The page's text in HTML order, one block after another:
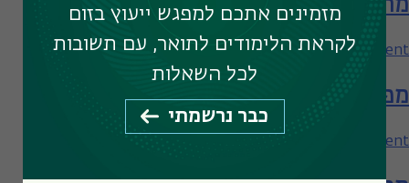
מתקדמים
Leave a Comment
on
מפגש
הפקולטה
למשפטים
מפגש עם הפקולטה למשפטים
Leave a Comment
מזמינים אתכם למפגש ייעוץ בזום
לקראת הלימודים לתואר, עם תשובות
לכל השאלות
כבר נרשמתי